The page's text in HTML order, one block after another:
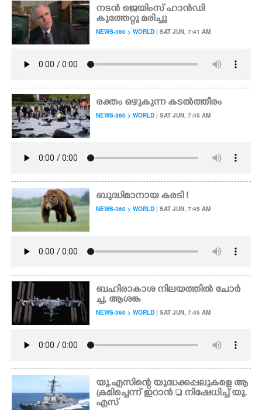
നടൻ ജെയിംസ് ഹാൻഡി
കുത്തേറ്റു മരിച്ചു
NEWS-360 > WORLD | SAT JUN, 7:41 AM
രക്തം ഒഴുകുന്ന കടൽത്തീരം
NEWS-360 > WORLD | SAT JUN, 7:45 AM
ബുദ്ധിമാനായ കരടി !
NEWS-360 > WORLD | SAT JUN, 7:45 AM
ബഹിരാകാശ നിലയത്തിൽ ചോർ
ച്ച,​ ആശങ്ക
NEWS-360 > WORLD | SAT JUN, 7:45 AM
യു.എസിന്റെ യുദ്ധക്കപ്പലുകളെ ആ
ക്രമിച്ചെന്ന് ഇറാൻ  നിഷേധിച്ച് യു.
എസ്